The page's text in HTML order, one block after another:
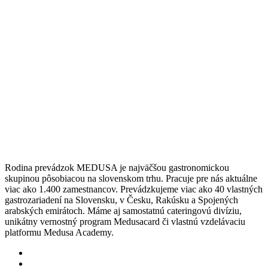
Rodina prevádzok MEDUSA je najväčšou gastronomickou
skupinou pôsobiacou na slovenskom trhu. Pracuje pre nás aktuálne
viac ako 1.400 zamestnancov. Prevádzkujeme viac ako 40 vlastných
gastrozariadení na Slovensku, v Česku, Rakúsku a Spojených
arabských emirátoch. Máme aj samostatnú cateringovú divíziu,
unikátny vernostný program Medusacard či vlastnú vzdelávaciu
platformu Medusa Academy.